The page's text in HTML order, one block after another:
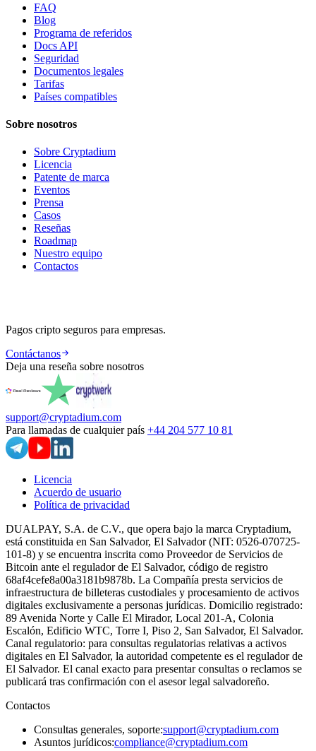
FAQ
Blog
Programa de referidos
Docs API
Seguridad
Documentos legales
Tarifas
Países compatibles
Sobre nosotros
Sobre Cryptadium
Licencia
Patente de marca
Eventos
Prensa
Casos
Reseñas
Roadmap
Nuestro equipo
Contactos
Pagos cripto seguros para empresas.
Contáctanos
Deja una reseña sobre nosotros
support@cryptadium.com
Para llamadas de cualquier país +44 204 577 10 81
Licencia
Acuerdo de usuario
Política de privacidad
DUALPAY, S.A. de C.V., que opera bajo la marca Cryptadium,
está constituida en San Salvador, El Salvador (NIT: 0526-070725-
101-8) y se encuentra inscrita como Proveedor de Servicios de
Bitcoin ante el regulador de El Salvador, código de registro
68af4cefe8a00a3181b9878b. La Compañía presta servicios de
infraestructura de billeteras custodiales y procesamiento de activos
digitales exclusivamente a personas jurídicas. Domicilio registrado:
89 Avenida Norte y Calle El Mirador, Local 201-A, Colonia
Escalón, Edificio WTC, Torre I, Piso 2, San Salvador, El Salvador.
Canal regulatorio: para consultas regulatorias relativas a activos
digitales en El Salvador, la autoridad competente es el regulador de
El Salvador. El canal exacto para presentar consultas o reclamos se
publicará tras confirmación con el asesor legal salvadoreño.
Contactos
Consultas generales, soporte:support@cryptadium.com
Asuntos jurídicos:compliance@cryptadium.com